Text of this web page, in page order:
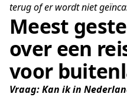
terug of er wordt niet
Meest
over een
voor
Vraag: Kan ik in